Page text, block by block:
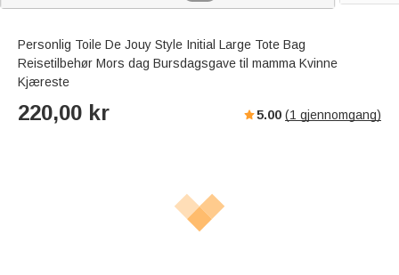
Personlig Toile De Jouy Style Initial Large Tote Bag
Reisetilbehør Mors dag Bursdagsgave til mamma Kvinne
Kjæreste
220,00 kr 5.00 (1 gjennomgang)